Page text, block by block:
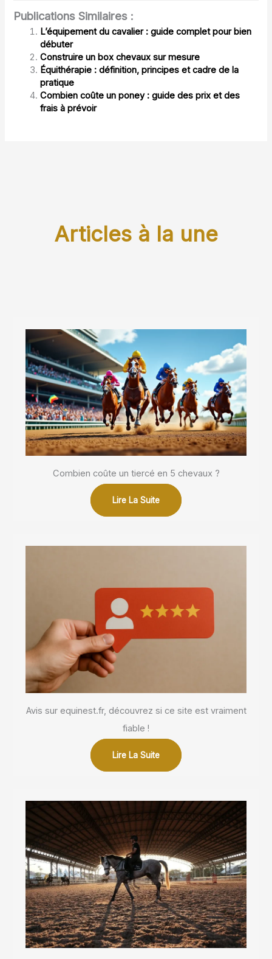
Publications Similaires :
L’équipement du cavalier : guide complet pour bien
débuter
Construire un box chevaux sur mesure
Équithérapie : définition, principes et cadre de la
pratique
Combien coûte un poney : guide des prix et des
frais à prévoir
Articles à la une
Combien coûte un tiercé en 5 chevaux ?
Lire La Suite
Avis sur equinest.fr, découvrez si ce site est vraiment
fiable !
Lire La Suite